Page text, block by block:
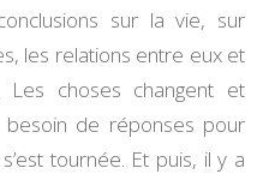
sur la vie, sur
les relations entre eux et
choses changent et
de réponses pour
tournée. Et puis, il y a